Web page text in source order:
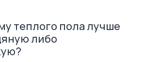
теплого пола лучше
либо